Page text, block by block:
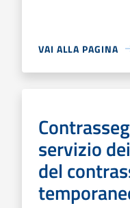
VAI ALLA PAGINA
servizio
del